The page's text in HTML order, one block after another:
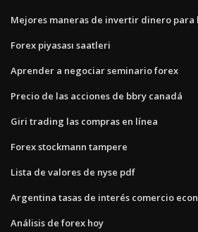
Mejores maneras de invertir dinero
Forex piyasası saatleri
Aprender a negociar seminario forex
Precio de las acciones de bbry canadá
Giri trading las compras en línea
Forex stockmann tampere
Lista de valores de nyse pdf
Argentina tasas de interés comercio
Análisis de forex hoy